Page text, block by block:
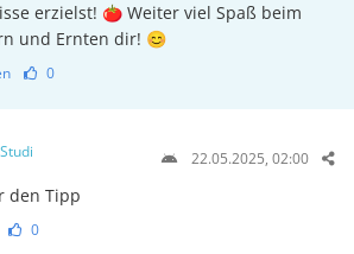
erzielst! 🍅 Weiter viel Spaß beim
und Ernten dir! 😊
0
Studi 22.05.2025, 02:00
den Tipp
0